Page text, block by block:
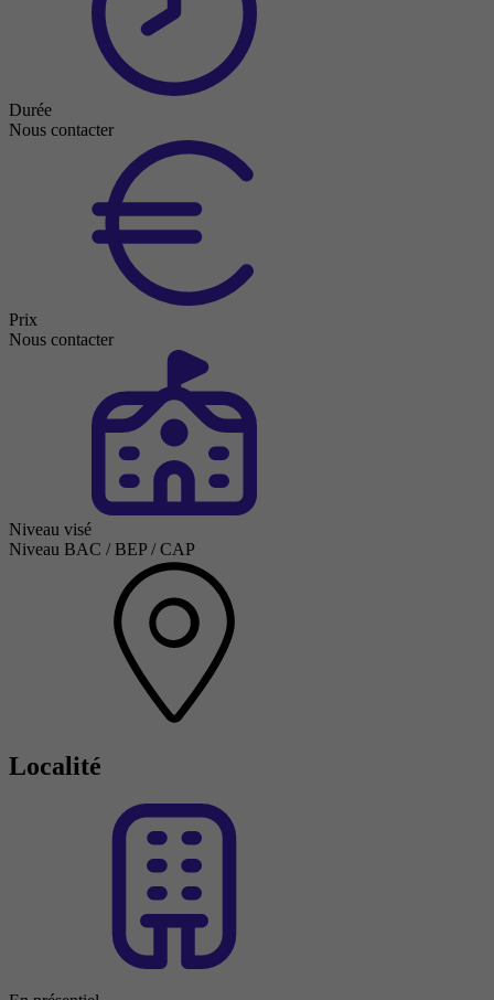
Durée
Nous contacter
Prix
Nous contacter
Niveau visé
Niveau BAC / BEP / CAP
Localité